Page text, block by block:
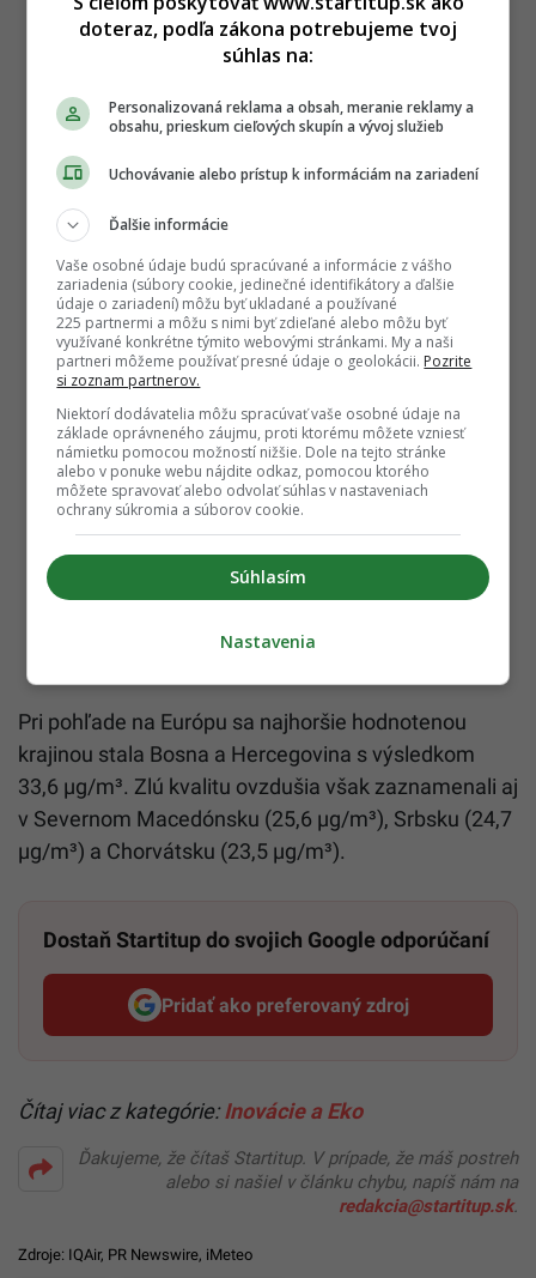
Pri pohľade na Európu sa najhoršie hodnotenou
krajinou stala Bosna a Hercegovina s výsledkom
33,6 µg/m³. Zlú kvalitu ovzdušia však zaznamenali aj
v Severnom Macedónsku (25,6 µg/m³), Srbsku (24,7
µg/m³) a Chorvátsku (23,5 µg/m³).
Dostaň Startitup do svojich Google odporúčaní
Pridať ako preferovaný zdroj
Startitup, odkaz sa otvorí v
Čítaj viac z kategórie: Inovácie a Eko
Ďakujeme, že čítaš Startitup. V prípade, že máš postreh
alebo si našiel v článku chybu, napíš nám na
redakcia@startitup.sk.
Zdroje: IQAir, PR Newswire, iMeteo
doteraz, podľa zákona potrebujeme tvoj
súhlas na:
Personalizovaná reklama a obsah, meranie reklamy a
obsahu, prieskum cieľových skupín a vývoj služieb
Uchovávanie alebo prístup k informáciám na zariadení
Ďalšie informácie
Vaše osobné údaje budú spracúvané a informácie z vášho
zariadenia (súbory cookie, jedinečné identifikátory a ďalšie
údaje o zariadení) môžu byť ukladané a používané
225 partnermi a môžu s nimi byť zdieľané alebo môžu byť
využívané konkrétne týmito webovými stránkami. My a naši
partneri môžeme používať presné údaje o geolokácii. Pozrite
si zoznam partnerov.
Niektorí dodávatelia môžu spracúvať vaše osobné údaje na
základe oprávneného záujmu, proti ktorému môžete vzniesť
námietku pomocou možností nižšie. Dole na tejto stránke
alebo v ponuke webu nájdite odkaz, pomocou ktorého
môžete spravovať alebo odvolať súhlas v nastaveniach
ochrany súkromia a súborov cookie.
Súhlasím
Nastavenia